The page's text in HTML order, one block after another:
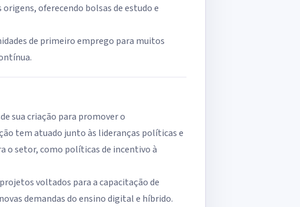
oferecendo bolsas de estudo e
de primeiro emprego para muitos
sua criação para promover o
tem atuado junto às lideranças políticas e
o setor, como políticas de incentivo à
voltados para a capacitação de
demandas do ensino digital e híbrido.